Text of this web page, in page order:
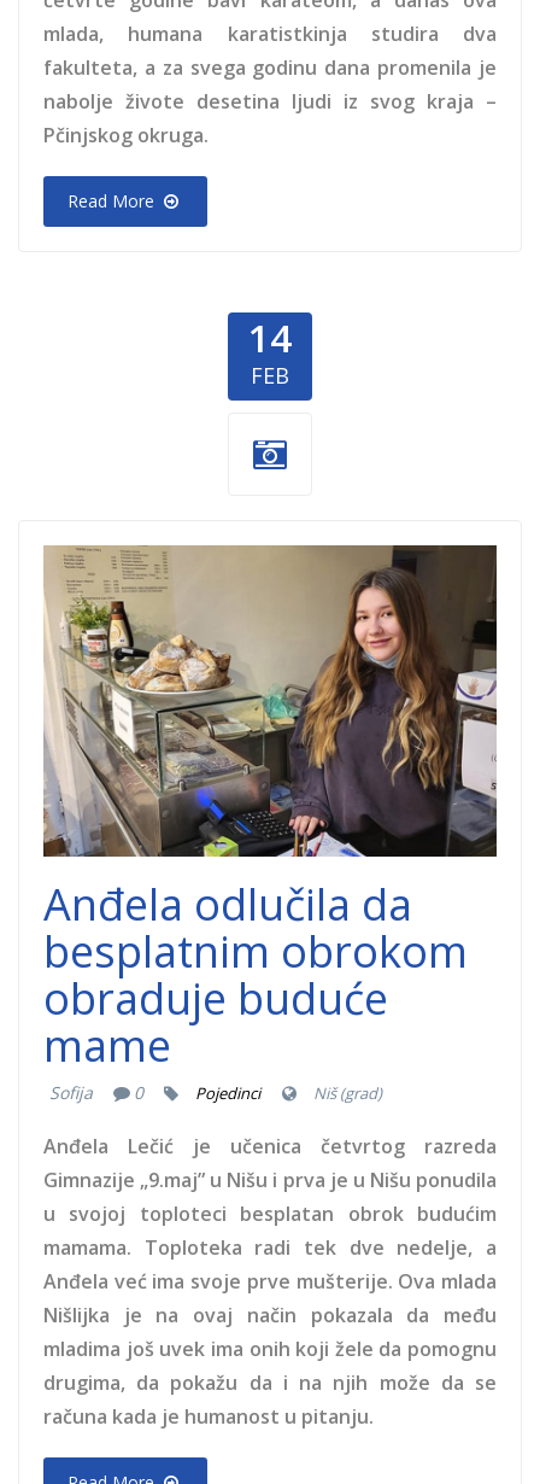
mlada, humana karatistkinja studira dva
fakulteta, a za svega godinu dana promenila je
nabolje živote desetina ljudi iz svog kraja –
Pčinjskog okruga.
Read More
14
FEB
Andjela-Lecic-
1.jpg
Anđela odlučila da
besplatnim obrokom
obraduje buduće
mame
Sofija 0 Pojedinci Niš (grad)
Anđela Lečić je učenica četvrtog razreda
Gimnazije „9.maj” u Nišu i prva je u Nišu ponudila
u svojoj toploteci besplatan obrok budućim
mamama. Toploteka radi tek dve nedelje, a
Anđela već ima svoje prve mušterije. Ova mlada
Nišlijka je na ovaj način pokazala da među
mladima još uvek ima onih koji žele da pomognu
drugima, da pokažu da i na njih može da se
računa kada je humanost u pitanju.